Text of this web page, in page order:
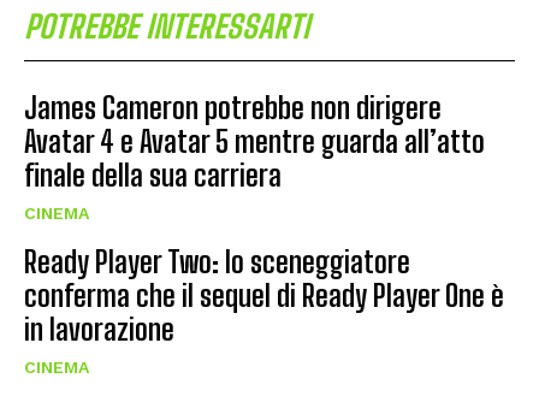
POTREBBE INTERESSARTI
James Cameron potrebbe non dirigere
Avatar 4 e Avatar 5 mentre guarda all’atto
finale della sua carriera
CINEMA
Ready Player Two: lo sceneggiatore
conferma che il sequel di Ready Player One è
in lavorazione
CINEMA